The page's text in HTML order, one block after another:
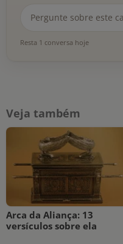
Resta 1 conversa hoje
Veja também
Arca da Aliança: 13
versículos sobre ela